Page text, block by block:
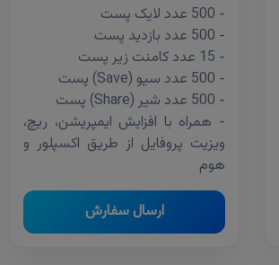
- 500 عدد لایک پست
- 500 عدد بازدید پست
- 15 عدد کامنت زیر پست
- 500 عدد سیو (Save) پست
- 500 عدد شیر (Share) پست
- همراه با افزایش ایمپریشن، ریچ،
ویزیت پروفایل از طریق اکسپلور و
هوم
ارسال سفارش